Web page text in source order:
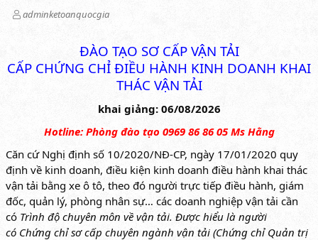
adminketoanquocgia
ĐÀO TẠO SƠ CẤP VẬN TẢI
CẤP CHỨNG CHỈ ĐIỀU HÀNH KINH DOANH KHAI
THÁC VẬN TẢI
khai giảng: 06/08/2026
Hotline: Phòng đào tạo 0969 86 86 05 Ms Hằng
Căn cứ Nghị định số 10/2020/NĐ-CP, ngày 17/01/2020 quy
định về kinh doanh, điều kiện kinh doanh điều hành khai thác
vận tải bằng xe ô tô, theo đó người trực tiếp điều hành, giám
đốc, quản lý, phòng nhân sự… các doanh nghiệp vận tải cần
có Trình độ chuyên môn về vận tải. Được hiểu là người
có Chứng chỉ sơ cấp chuyên ngành vận tải (Chứng chỉ Quản trị